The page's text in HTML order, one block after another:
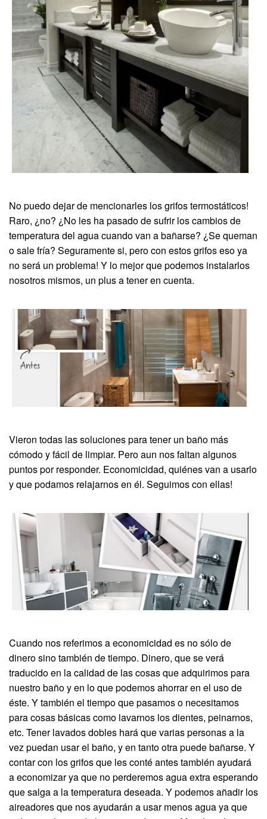
No puedo dejar de mencionarles los grifos termostáticos!
Raro, ¿no? ¿No les ha pasado de sufrir los cambios de
temperatura del agua cuando van a bañarse? ¿Se queman
o sale fría? Seguramente si, pero con estos grifos eso ya
no será un problema! Y lo mejor que podemos instalarlos
nosotros mismos, un plus a tener en cuenta.
Vieron todas las soluciones para tener un baño más
cómodo y fácil de limpiar. Pero aun nos faltan algunos
puntos por responder. Economicidad, quiénes van a usarlo
y que podamos relajarnos en él. Seguimos con ellas!
Cuando nos referimos a economicidad es no sólo de
dinero sino también de tiempo. Dinero, que se verá
traducido en la calidad de las cosas que adquirimos para
nuestro baño y en lo que podemos ahorrar en el uso de
éste. Y también el tiempo que pasamos o necesitamos
para cosas básicas como lavarnos los dientes, peinarnos,
etc. Tener lavados dobles hará que varias personas a la
vez puedan usar el baño, y en tanto otra puede bañarse. Y
contar con los grifos que les conté antes también ayudará
a economizar ya que no perderemos agua extra esperando
que salga a la temperatura deseada. Y podemos añadir los
aireadores que nos ayudarán a usar menos agua ya que